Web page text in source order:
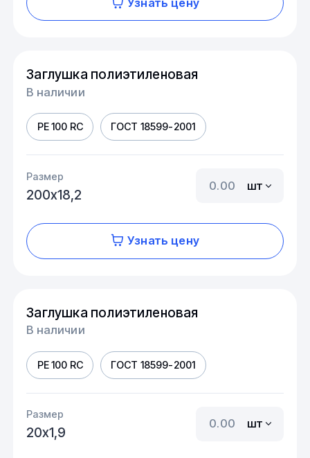
Заглушка полиэтиленовая
В наличии
PE 100 RC ГОСТ 18599-2001
Размер
200х18,2
шт
Узнать цену
Заглушка полиэтиленовая
В наличии
PE 100 RC ГОСТ 18599-2001
Размер
20х1,9
шт